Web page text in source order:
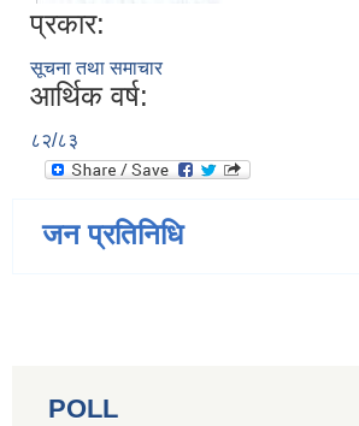
प्रकार:
सूचना तथा समाचार
आर्थिक वर्ष:
८२/८३
जन प्रतिनिधि
POLL